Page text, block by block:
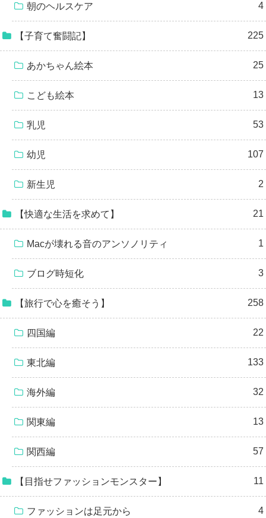
朝のヘルスケア 4
【子育て奮闘記】 225
あかちゃん絵本 25
こども絵本 13
乳児 53
幼児 107
新生児 2
【快適な生活を求めて】 21
Macが壊れる音のアンソノリティ 1
ブログ時短化 3
【旅行で心を癒そう】 258
四国編 22
東北編 133
海外編 32
関東編 13
関西編 57
【目指せファッションモンスター】 11
ファッションは足元から 4